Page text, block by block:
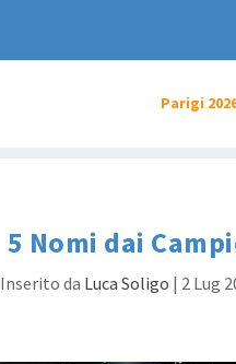
Parigi
5 Nomi dai
Inserito da Luca Soligo | 2 Lug